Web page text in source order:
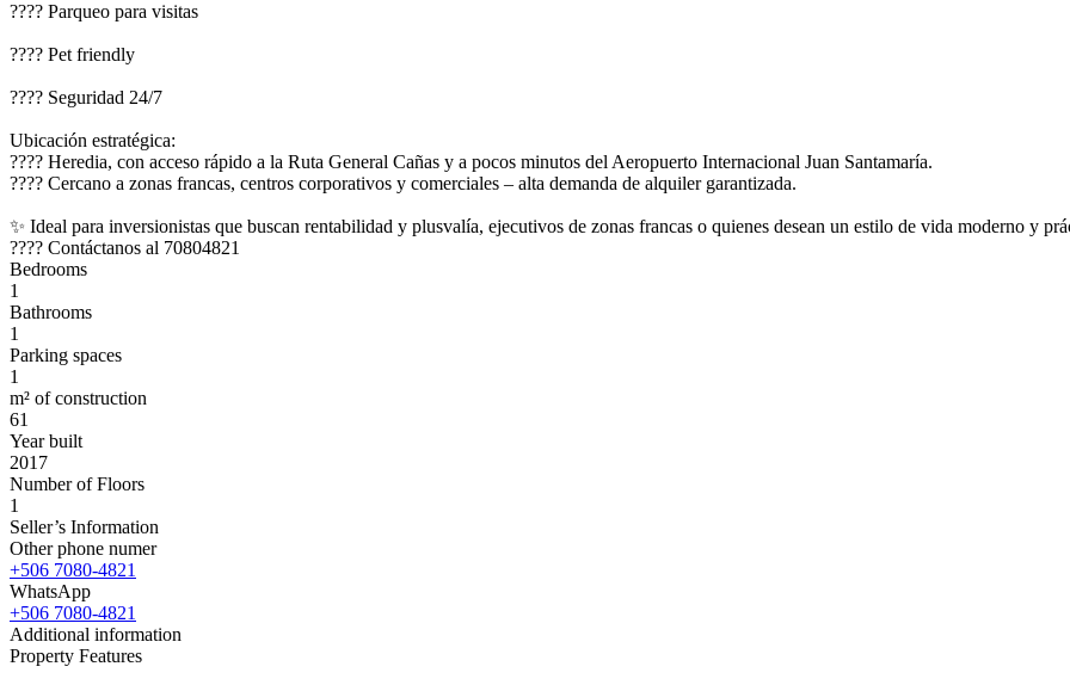
???? Parqueo para visitas
???? Pet friendly
????️ Seguridad 24/7
Ubicación estratégica:
???? Heredia, con acceso rápido a la Ruta General Cañas y a pocos minutos del Aeropuerto Internacional Juan Santamaría.
???? Cercano a zonas francas, centros corporativos y comerciales – alta demanda de alquiler garantizada.
✨ Ideal para inversionistas que buscan rentabilidad y plusvalía, ejecutivos de zonas francas o quienes desean un estilo de vida moderno y
???? Contáctanos al 70804821
Bedrooms
1
Bathrooms
1
Parking spaces
1
m² of construction
61
Year built
2017
Number of Floors
1
Seller’s Information
Other phone numer
+506 7080-4821
WhatsApp
+506 7080-4821
Additional information
Property Features